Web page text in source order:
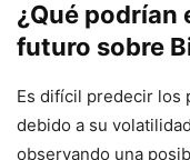
¿Qué podrían
futuro sobre
Es difícil predecir los
debido a su
observando una